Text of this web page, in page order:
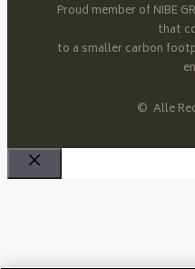
Proud member of NIBE
that
to a smaller carbon
© Alle
Schließen